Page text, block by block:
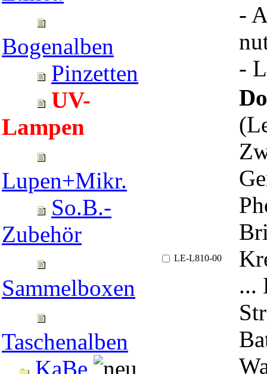
Bogenalben
Pinzetten
UV-
Lampen
Lupen+Mikr.
So.B.-
Zubehör
Sammelboxen
Taschenalben
KaBe
-
-
LE-L810-00
...